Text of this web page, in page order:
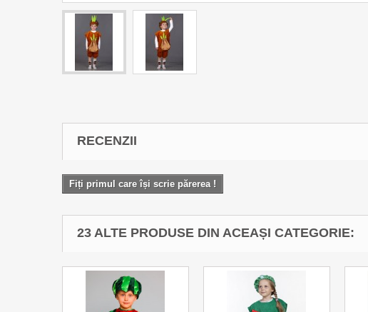
RECENZII
Fiți primul care își scrie părerea !
23 ALTE PRODUSE DIN ACEAȘI CATEGORIE: